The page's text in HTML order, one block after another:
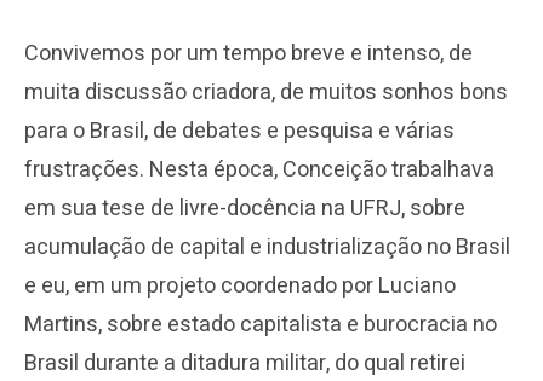
Convivemos por um tempo breve e intenso, de
muita discussão criadora, de muitos sonhos bons
para o Brasil, de debates e pesquisa e várias
frustrações. Nesta época, Conceição trabalhava
em sua tese de livre-docência na UFRJ, sobre
acumulação de capital e industrialização no Brasil
e eu, em um projeto coordenado por Luciano
Martins, sobre estado capitalista e burocracia no
Brasil durante a ditadura militar, do qual retirei